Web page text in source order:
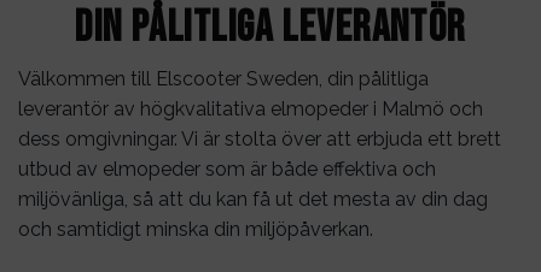
Din pålitliga leverantör
Välkommen till Elscooter Sweden, din pålitliga
leverantör av högkvalitativa elmopeder i Malmö och
dess omgivningar. Vi är stolta över att erbjuda ett brett
utbud av elmopeder som är både effektiva och
miljövänliga, så att du kan få ut det mesta av din dag
och samtidigt minska din miljöpåverkan.